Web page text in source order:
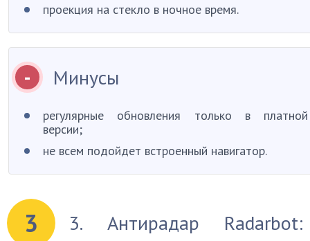
проекция на стекло в ночное время.
Минусы
регулярные обновления только в платной
версии;
не всем подойдет встроенный навигатор.
3
3. Антирадар Radarbot: